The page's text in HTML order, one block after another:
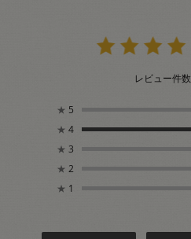
レビュー件数
★ 5
★ 4
★ 3
★ 2
★ 1